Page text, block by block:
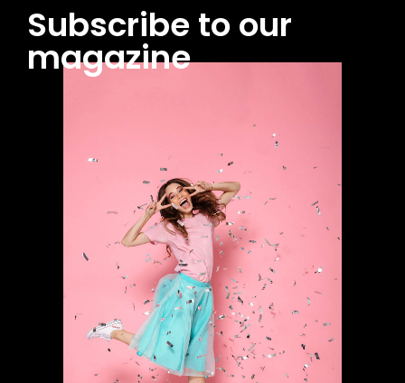
Subscribe to our
magazine